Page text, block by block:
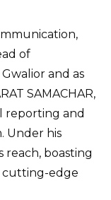
of
and as
SAMACHAR,
reporting and
Under his
reach, boasting
cutting-edge